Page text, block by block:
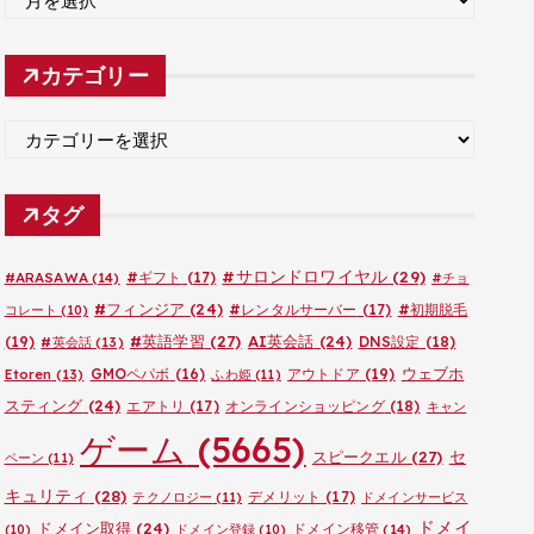
カ
イ
カテゴリー
ゴ
リ
タグ
#ARASAWA(14) #ギフト (17) #サロンドロワイヤル (29) #チョ
コレート (10) #フィンジア (24) #レンタルサーバー (17) #初期脱毛
(19) #英会話 (13) #英語学習 (27) AI英会話 (24) DNS設定 (18)
Etoren (13) GMOペパボ (16) ふわ姫(11) アウトドア (19) ウェブホ
スティング (24) エアトリ (17) オンラインショッピング(18) キャン
ペーン (11) ゲーム (5665) スピークエル(27) セ
キュリティ (28) テクノロジー (11) デメリット (17)
ドメインサービス
(10)
ドメイン取得 (24) ドメイン登録 (10) ドメイン移管 (14) ドメイ